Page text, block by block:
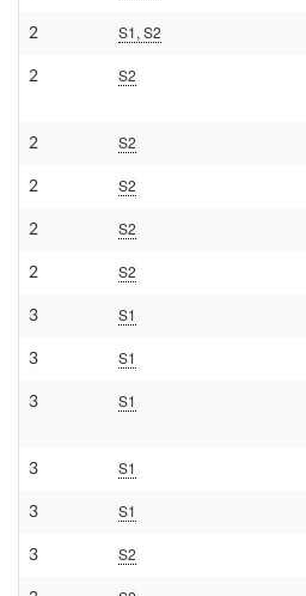
2 S1, S2
2 S2
2 S2
2 S2
2 S2
2 S2
3 S1
3 S1
3 S1
3 S1
3 S1
3 S2